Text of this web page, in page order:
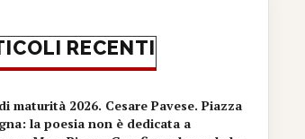
RECENTI
maturità 2026. Cesare Pavese. Piazza
la poesia non è dedicata a